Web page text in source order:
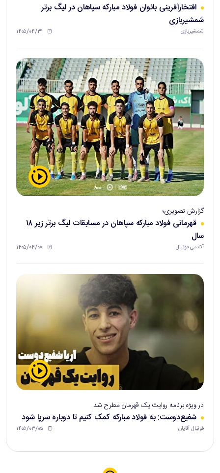
افتخارآفرینی بانوان فولاد مبارکه سپاهان در لیگ برتر
شمشیربازی
شمشیربازی ۱۴۰۵/۰۴/۳۱
گزارش تصویری؛
قهرمانی فولاد مبارکه سپاهان در مسابقات لیگ برتر زیر ۱۸
سال
آکادمی فوتبال ۱۴۰۵/۰۴/۰۸
در ویژه برنامه روایت یک قهرمان مطرح شد
شفیع‌دوست: به فولاد مبارکه کمک کنیم تا دوباره سرپا شود
فوتبال آقایان ۱۴۰۵/۰۳/۰۵